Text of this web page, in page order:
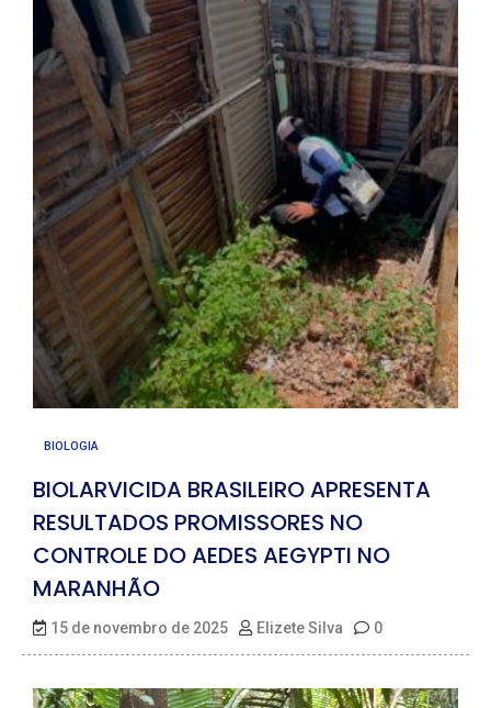
BIOLOGIA
BIOLARVICIDA BRASILEIRO APRESENTA
RESULTADOS PROMISSORES NO
CONTROLE DO AEDES AEGYPTI NO
MARANHÃO
15 de novembro de 2025 Elizete Silva 0